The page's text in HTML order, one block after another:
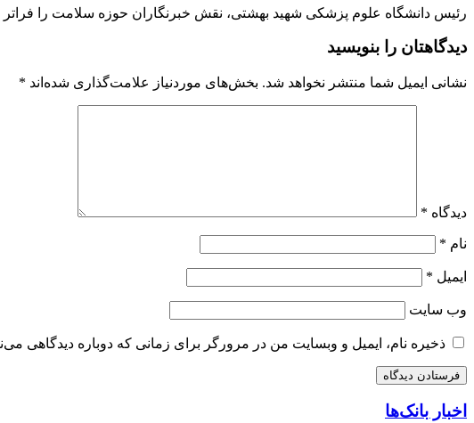
رئیس دانشگاه علوم پزشکی شهید بهشتی، نقش خبرنگاران حوزه سلامت را
دیدگاهتان را بنویسید
نشانی ایمیل شما منتشر نخواهد شد. بخش‌های موردنیاز علامت‌گذاری شده‌اند *
دیدگاه *
نام *
ایمیل *
وب‌ سایت
ذخیره نام، ایمیل و وبسایت من در مرورگر برای زمانی که دوباره دیدگاهی
اخبار بانک‌ها